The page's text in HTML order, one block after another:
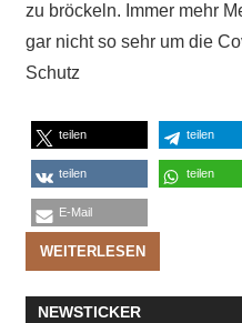
zu bröckeln. Immer mehr
gar nicht so sehr um die
Schutz
teilen teilen
teilen teilen
E-Mail
WEITERLESEN
NEWSTICKER